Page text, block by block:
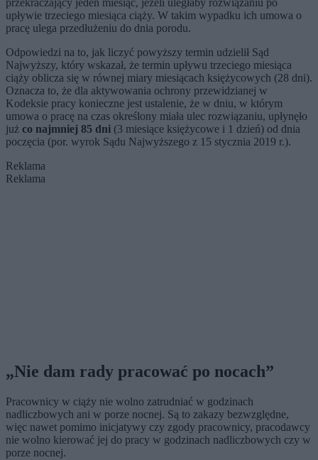
upływie trzeciego miesiąca ciąży. W takim wypadku ich umowa o
pracę ulega przedłużeniu do dnia porodu.
Odpowiedzi na to, jak liczyć powyższy termin udzielił Sąd
Najwyższy, który wskazał, że termin upływu trzeciego miesiąca
ciąży oblicza się w równej miary miesiącach księżycowych (28 dni).
Oznacza to, że dla aktywowania ochrony przewidzianej w
Kodeksie pracy konieczne jest ustalenie, że w dniu, w którym
umowa o pracę na czas określony miała ulec rozwiązaniu, upłynęło
już co najmniej 85 dni (3 miesiące księżycowe i 1 dzień) od dnia
poczęcia (por. wyrok Sądu Najwyższego z 15 stycznia 2019 r.).
Reklama
Reklama
„Nie dam rady pracować po nocach”
Pracownicy w ciąży nie wolno zatrudniać w godzinach
nadliczbowych ani w porze nocnej. Są to zakazy bezwzględne,
więc nawet pomimo inicjatywy czy zgody pracownicy, pracodawcy
nie wolno kierować jej do pracy w godzinach nadliczbowych czy w
porze nocnej.